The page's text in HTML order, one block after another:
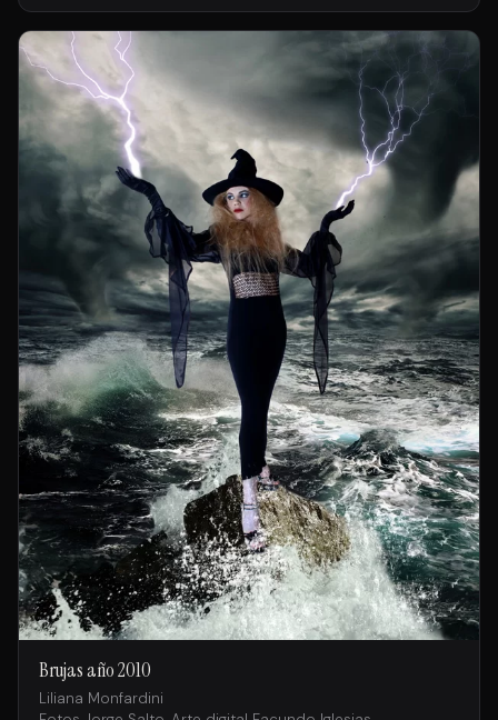
Producción
Mariana Solís
Asistentes de producción
Gustavo D’andraia
Jorge Salto (h)
Make-Up y Pelo
Bea Belaustegui
para Purpura Hair Space
Brujas año 2010
Liliana Monfardini